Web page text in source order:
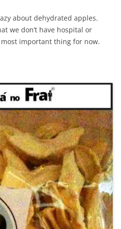
about dehydrated apples.
we don’t have hospital or
most important thing for now.